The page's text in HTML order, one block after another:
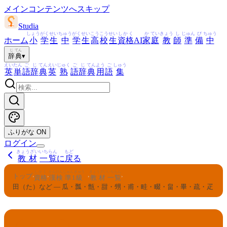
メインコンテンツへスキップ
Studia
ホーム 小
しょう
学
がく
生
せい
中
ちゅう
学
がく
生
せい
高
こう
校
こう
生
せい
資格
しかく
AI家
か
庭
てい
教
きょう
師
し
準
じゅん
備
び
中
ちゅう
辞
じ
典
てん
▾
英
えい
単
たん
語
ご
辞
じ
典
てん
英
えい
熟
じゅく
語
ご
辞
じ
典
てん
用
よう
語
ご
集
しゅう
ふりがな ON
ログイン
教材
きょうざい
一覧
いちらん
に 戻
もど
る
トップ›資格
しかく
›漢検
かんけん
準
じゅん
1級
きゅう
› 教材
きょうざい
一覧
いちらん
›
田（た）など — 瓜・瓢・甑・甜・甥・甫・畦・畷・畠・畢・疏・疋